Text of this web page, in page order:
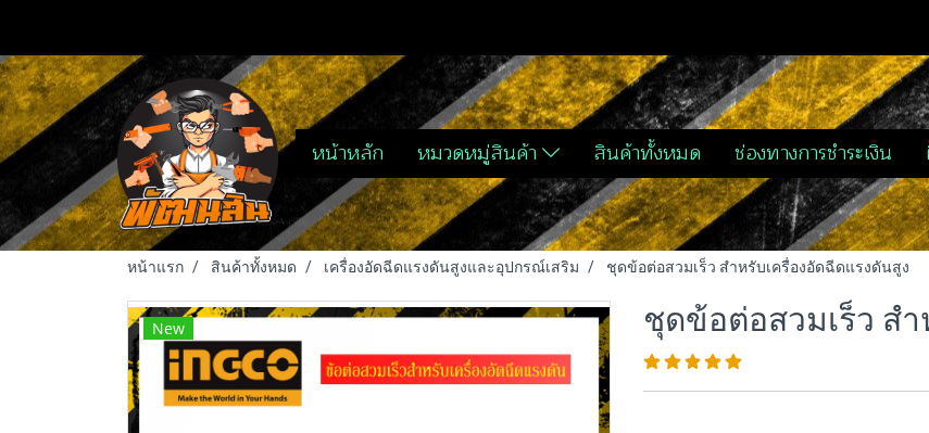
หน้าหลัก หมวดหมู่สินค้า สินค้าทั้งหมด ช่องทางการชำระเงิน
หน้าแรก สินค้าทั้งหมด เครื่องอัดฉีดแรงดันสูงและอุปกรณ์เสริม ชุดข้อต่อสวมเร็ว สำหรับเครื่องอัดฉีดแรงดันสูง
New ชุดข้อต่อสวมเร็ว ส